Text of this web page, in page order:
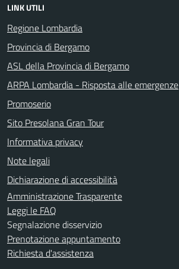
LINK UTILI
Regione Lombardia
Provincia di Bergamo
ASL della Provincia di Bergamo
ARPA Lombardia - Risposta alle emergenze
Promoserio
Sito Presolana Gran Tour
Informativa privacy
Note legali
Dichiarazione di accessibilità
Amministrazione Trasparente
Leggi le FAQ
Segnalazione disservizio
Prenotazione appuntamento
Richiesta d'assistenza